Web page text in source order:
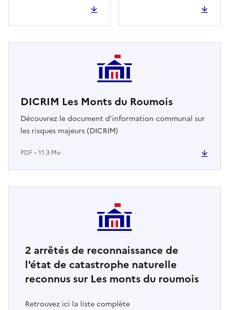
DICRIM Les Monts du Roumois
PDF – 11.3 Mo
Découvrez le document d'information communal sur
les risques majeurs (DICRIM)
2 arrêtés de reconnaissance de
l'état de catastrophe naturelle
reconnus sur Les monts du roumois
Retrouvez ici la liste complète